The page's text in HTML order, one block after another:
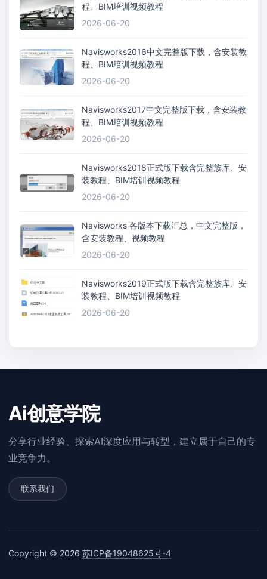
程、BIM培训视频教程
2026-06-20
Navisworks2016中文完整版下载，含安装教
程、BIM培训视频教程
2026-06-20
Navisworks2017中文完整版下载，含安装教
程、BIM培训视频教程
2026-06-20
Navisworks2018正式版下载含完整族库、安
装教程、BIM培训视频教程
2026-06-20
Navisworks 各版本下载汇总，中文完整版，
含安装教程、视频教程
2026-06-20
Navisworks2019正式版下载含完整族库、安
装教程、BIM培训视频教程
2026-06-20
Ai创意学院
分享行业经验、探索AI深度应用与转型，建立属于自己的专
业竞争力。
联系我们
Copyright © 2026 苏ICP备19048625号-4